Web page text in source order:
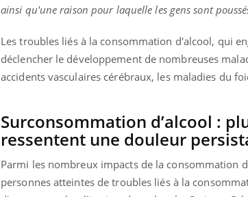
ainsi qu'une raison pour laquelle les gens sont
Les troubles liés à la consommation d'alcool, qui
déclencher le développement de nombreuses
accidents vasculaires cérébraux, les maladies du
Surconsommation d’alcool :
ressentent une douleur
Parmi les nombreux impacts de la consommation
personnes atteintes de troubles liés à la